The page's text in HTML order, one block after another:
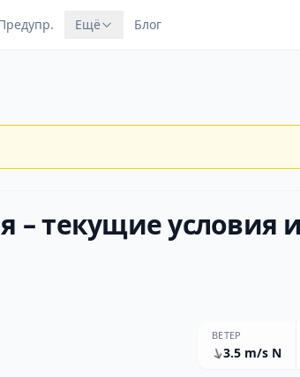
Ещё Блог
– текущие условия и
ВЕТЕР
3.5 m/s N